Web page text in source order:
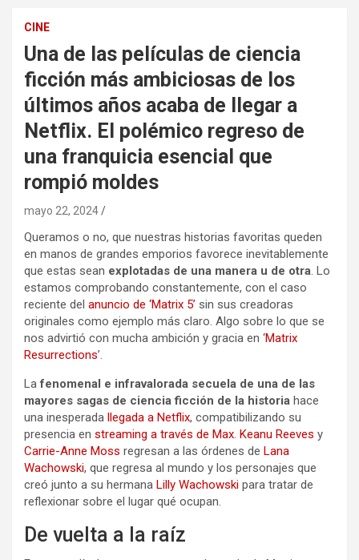
CINE
Una de las películas de ciencia
ficción más ambiciosas de los
últimos años acaba de llegar a
Netflix. El polémico regreso de
una franquicia esencial que
rompió moldes
mayo 22, 2024
Queramos o no, que nuestras historias favoritas queden
en manos de grandes emporios favorece inevitablemente
que estas sean explotadas de una manera u de otra. Lo
estamos comprobando constantemente, con el caso
reciente del anuncio de ‘Matrix 5’ sin sus creadoras
originales como ejemplo más claro. Algo sobre lo que se
nos advirtió con mucha ambición y gracia en ‘Matrix
Resurrections’.
Lafenomenal e infravalorada secuela de una de las
mayores sagas de ciencia ficción de la historia hace
una inesperada llegada a Netflix, compatibilizando su
presencia en streaming a través de Max. Keanu Reeves y
Carrie-Anne Moss regresan a las órdenes de Lana
Wachowski, que regresa al mundo y los personajes que
creó junto a su hermana Lilly Wachowski para tratar de
reflexionar sobre el lugar qué ocupan.
De vuelta a la raíz